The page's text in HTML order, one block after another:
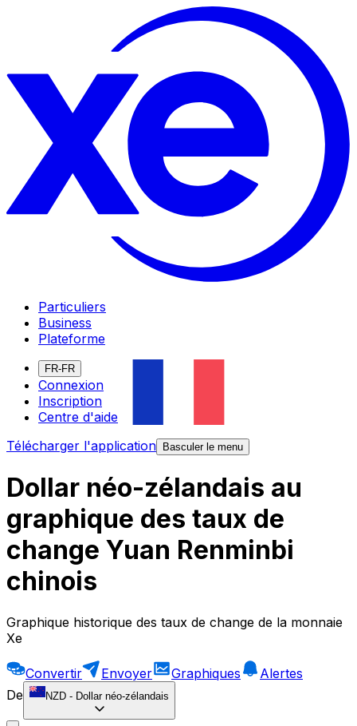
Particuliers
Business
Plateforme
FR-FR
Connexion
Inscription
Centre d'aide
Télécharger l'application
Basculer le menu
Dollar néo-zélandais au
graphique des taux de
change Yuan Renminbi
chinois
Graphique historique des taux de change de la monnaie
Xe
Convertir Envoyer Graphiques
Alertes
De
NZD - Dollar néo-zélandais